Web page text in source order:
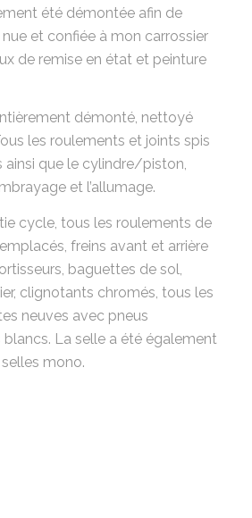
été démontée afin de
et confiée à mon carrossier
de remise en état et peinture
démonté, nettoyé
les roulements et joints spis
ainsi que le cylindre/piston,
et l’allumage.
cycle, tous les roulements de
freins avant et arrière
baguettes de sol,
clignotants chromés, tous les
neuves avec pneus
La selle a été également
mono.